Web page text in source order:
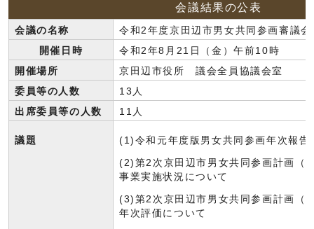
会議結果の公表
会議の名称
令和2年度京田辺市男女共同参画審議
開催日時
令和2年8月21日（金）午前10時
開催場所
京田辺市役所 議会全員協議会室
委員等の人数
13人
出席委員等の人数
11人
議題 (1)令和元年度版男女共同参画年次報告
(2)第2次京田辺市男女共同参画計画（
事業実施状況について
(3)第2次京田辺市男女共同参画計画（
年次評価について